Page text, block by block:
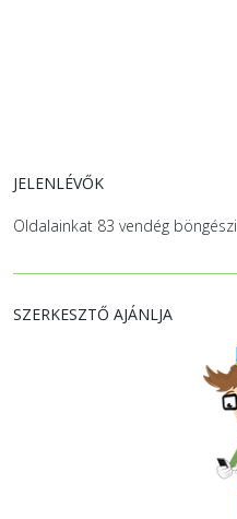
JELENLÉVŐK
Oldalainkat 83 vendég böngészi
SZERKESZTŐ AJÁNLJA